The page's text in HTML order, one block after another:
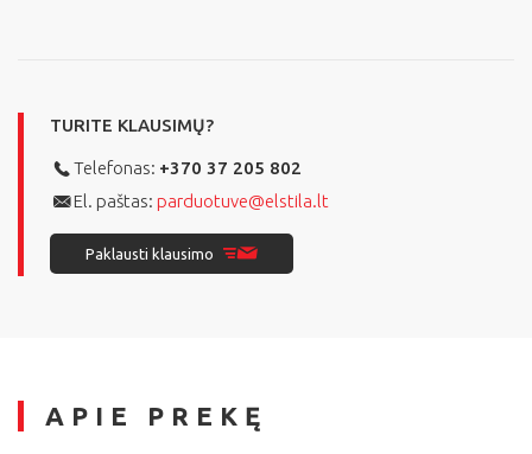
TURITE KLAUSIMŲ?
Telefonas: +370 37 205 802
El. paštas: parduotuve@elstila.lt
Paklausti klausimo
APIE PREKĘ